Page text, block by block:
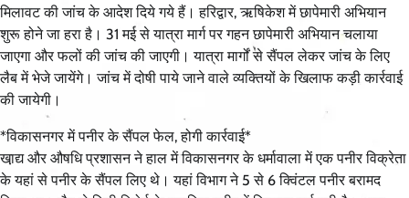
मिलावट की जांच के आदेश दिये गये हैं। हरिद्वार, ऋषिकेश में छापेमारी अभियान
शुरू होने जा हरा है। 31 मई से यात्रा मार्ग पर गहन छापेमारी अभियान चलाया
जाएगा और फलों की जांच की जाएगी। यात्रा मार्गों से सैंपल लेकर जांच के लिए
लैब में भेजे जायेंगे। जांच में दोषी पाये जाने वाले व्यक्तियों के खिलाफ कड़ी कार्रवाई
की जायेगी।
*विकासनगर में पनीर के सैंपल फेल, होगी कार्रवाई*
खा़द्य और औषधि प्रशासन ने हाल में विकासनगर के धर्मावाला में एक पनीर विक्रेता
के यहां से पनीर के सैंपल लिए थे। यहां विभाग ने 5 से 6 क्विंटल पनीर बरामद